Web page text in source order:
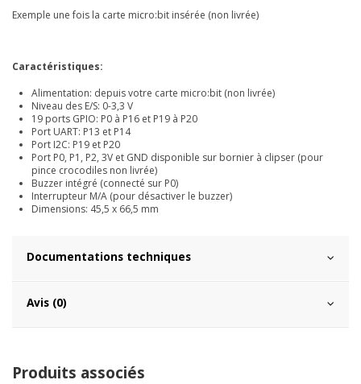
Exemple une fois la carte micro:bit insérée (non livrée)
Caractéristiques:
Alimentation: depuis votre carte micro:bit (non livrée)
Niveau des E/S: 0-3,3 V
19 ports GPIO: P0 à P16 et P19 à P20
Port UART: P13 et P14
Port I2C: P19 et P20
Port P0, P1, P2, 3V et GND disponible sur bornier à clipser (pour
pince crocodiles non livrée)
Buzzer intégré (connecté sur P0)
Interrupteur M/A (pour désactiver le buzzer)
Dimensions: 45,5 x 66,5 mm
Documentations techniques
Avis (0)
Produits associés